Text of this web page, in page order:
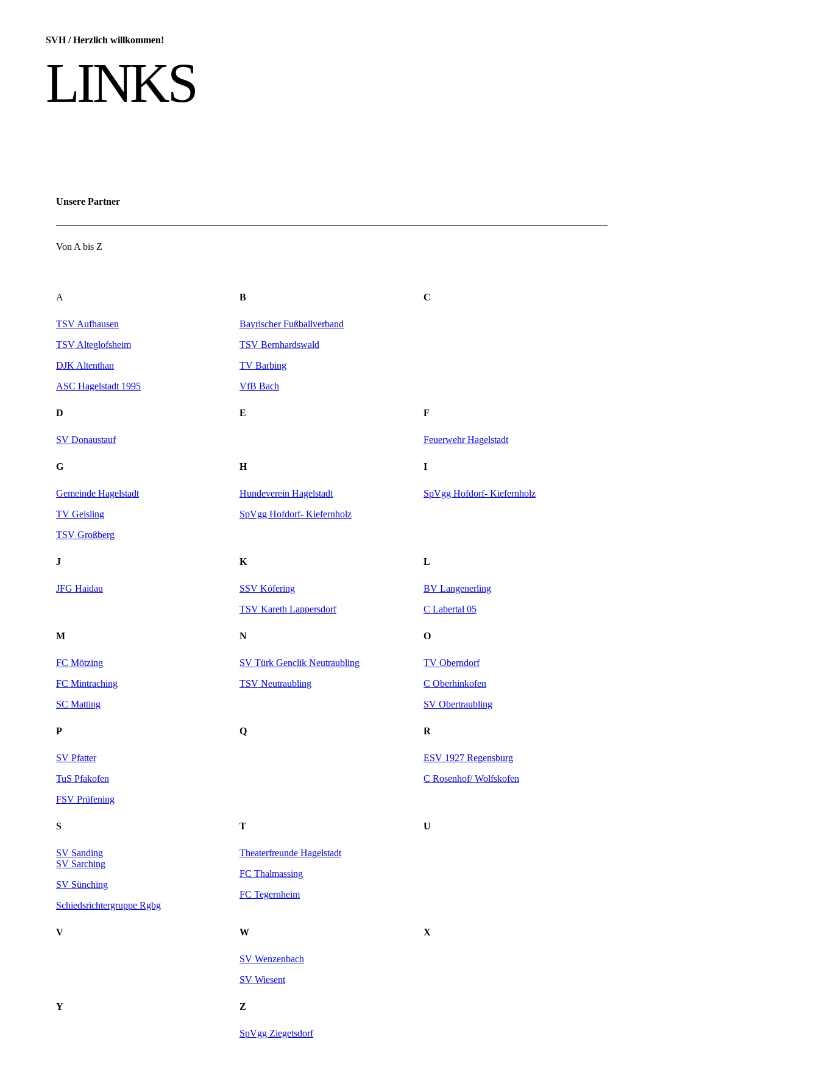
SVH/Herzlich willkommen!
LINKS
Unsere Partner
Von A bis Z
A B C
TSV Aufhausen
TSV Alteglofsheim
DJK Altenthan
ASC Hagelstadt 1995
Bayrischer Fußballverband
TSV Bernhardswald
TV Barbing
VfB Bach
D E F
SV Donaustauf Feuerwehr Hagelstadt
G H I
Gemeinde Hagelstadt
TV Geisling
TSV Großberg
Hundeverein Hagelstadt
SpVgg Hofdorf- Kiefernholz
SpVgg Hofdorf- Kiefernholz
J K L
JFG Haidau
SSV Köfering
TSV Kareth Lappersdorf
BV Langenerling
C Labertal 05
M N O
FC Mötzing
FC Mintraching
SC Matting
SV Türk Genclik Neutraubling
TSV Neutraubling
TV Oberndorf
C Oberhinkofen
SV Obertraubling
P Q R
SV Pfatter
TuS Pfakofen
FSV Prüfening
ESV 1927 Regensburg
C Rosenhof/ Wolfskofen
S T U
SV Sanding
SV Sarching
SV Sünching
Schiedsrichtergruppe Rgbg
Theaterfreunde Hagelstadt
FC Thalmassing
FC Tegernheim
V W X
SV Wenzenbach
SV Wiesent
Y Z
SpVgg Ziegetsdorf